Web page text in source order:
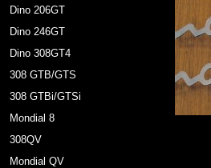
Dino 206GT
Dino 246GT
Dino 308GT4
308 GTB/GTS
308 GTBi/GTSi
Mondial 8
308QV
Mondial QV